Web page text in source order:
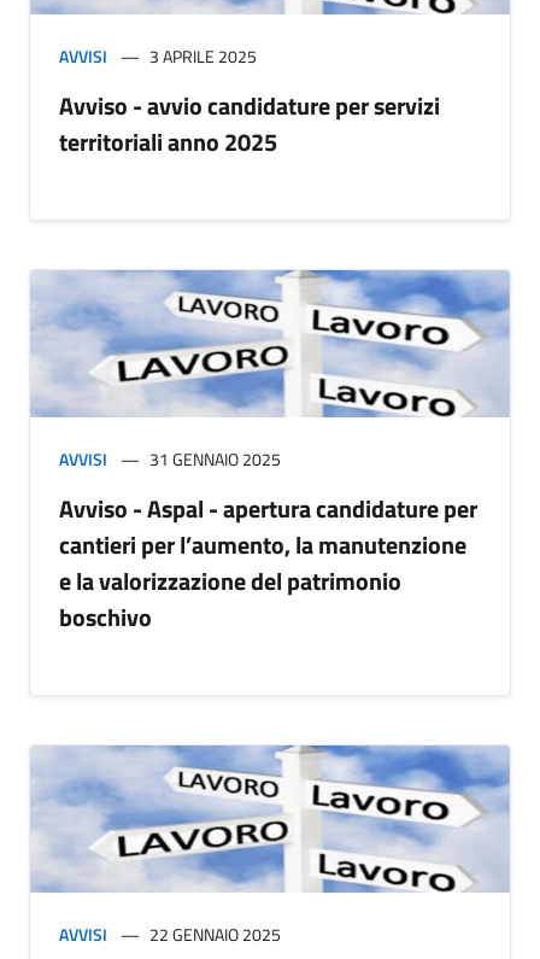
AVVISI 3 APRILE 2025
Avviso - avvio candidature per servizi
territoriali anno 2025
AVVISI 31 GENNAIO 2025
Avviso - Aspal - apertura candidature per
cantieri per l’aumento, la manutenzione
e la valorizzazione del patrimonio
boschivo
AVVISI 22 GENNAIO 2025